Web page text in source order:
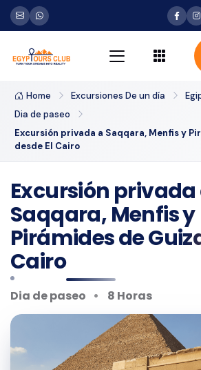
Home Excursiones De un día
Dia de paseo
Excursión privada a Saqqara, Menfis y
desde El Cairo
Excursión privada
Saqqara, Menfis y
Pirámides de
Cairo
Dia de paseo 8 Horas